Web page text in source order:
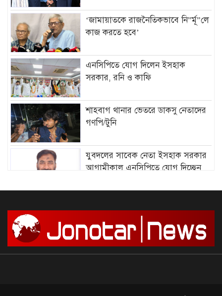
‘জামায়াতকে রাজনৈতিকভাবে নি”র্মূ”লে
কাজ করতে হবে’
এনসিপিতে যোগ দিলেন ইসহাক
সরকার, রনি ও কাফি
শাহবাগ থানার ভেতরে ডাকসু নেতাদের
গণপি/টুনি
যুবদলের সাবেক নেতা ইসহাক সরকার
আগামীকাল এনসিপিতে যোগ দিচ্ছেন
পরোয়ানা
সাগরে আজ থেকে ৫৮ দিনের জন্য মাছ